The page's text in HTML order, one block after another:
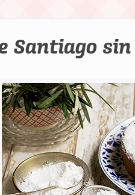
Santiago